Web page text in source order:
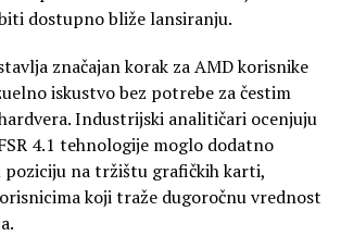
dostupno bliže lansiranju.
značajan korak za AMD korisnike
iskustvo bez potrebe za čestim
Industrijski analitičari ocenjuju
4.1 tehnologije moglo dodatno
poziciju na tržištu grafičkih karti,
koji traže dugoročnu vrednost